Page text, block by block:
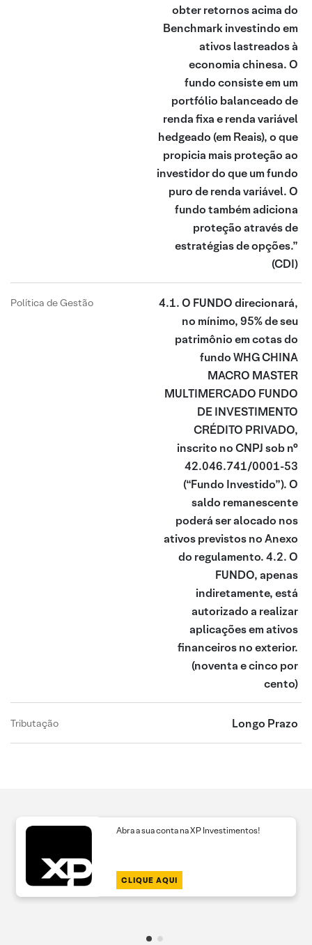
obter retornos acima do
Benchmark investindo em
ativos lastreados à
economia chinesa. O
fundo consiste em um
portfólio balanceado de
renda fixa e renda variável
hedgeado (em Reais), o que
propicia mais proteção ao
investidor do que um fundo
puro de renda variável. O
fundo também adiciona
proteção através de
estratégias de opções.”
(CDI)
Política de Gestão
4.1. O FUNDO direcionará,
no mínimo, 95% de seu
patrimônio em cotas do
fundo WHG CHINA
MACRO MASTER
MULTIMERCADO FUNDO
DE INVESTIMENTO
CRÉDITO PRIVADO,
inscrito no CNPJ sob n°
42.046.741/0001-53
(“Fundo Investido”). O
saldo remanescente
poderá ser alocado nos
ativos previstos no Anexo
do regulamento. 4.2. O
FUNDO, apenas
indiretamente, está
autorizado a realizar
aplicações em ativos
financeiros no exterior.
(noventa e cinco por
cento)
Tributação Longo Prazo
Abra a sua conta na XP Investimentos!
CLIQUE AQUI